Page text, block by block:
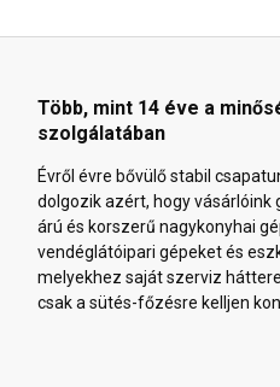
Több, mint 14 éve a
szolgálatában
Évről évre bővülő stabil
dolgozik azért, hogy
árú és korszerű nagykonyhai
vendéglátóipari gépeket és
melyekhez saját szerviz
csak a sütés-főzésre kelljen